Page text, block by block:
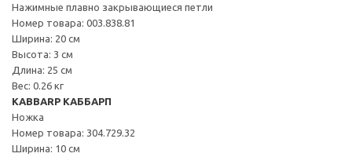
Нажимные плавно закрывающиеся петли
Номер товара: 003.838.81
Ширина: 20 см
Высота: 3 см
Длина: 25 см
Вес: 0.26 кг
KABBARP КАББАРП
Ножка
Номер товара: 304.729.32
Ширина: 10 см